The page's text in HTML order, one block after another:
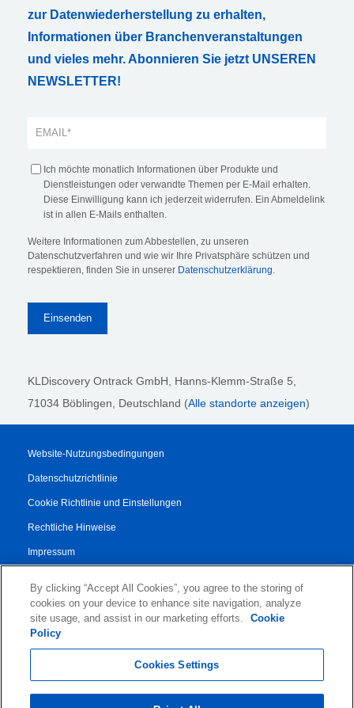
zur Datenwiederherstellung zu erhalten,
Informationen über Branchenveranstaltungen
und vieles mehr. Abonnieren Sie jetzt UNSEREN
NEWSLETTER!
Ich möchte monatlich Informationen über Produkte und
Dienstleistungen oder verwandte Themen per E-Mail erhalten.
Diese Einwilligung kann ich jederzeit widerrufen. Ein Abmeldelink
ist in allen E-Mails enthalten.
Weitere Informationen zum Abbestellen, zu unseren
Datenschutzverfahren und wie wir Ihre Privatsphäre schützen und
respektieren, finden Sie in unserer Datenschutzerklärung
KLDiscovery Ontrack GmbH, Hanns-Klemm-Straße 5
71034 Böblingen , Deutschland (Alle standorte anzeigen)
Website-Nutzungsbedingungen
Datenschutzrichtlinie
Cookie Richtlinie und Einstellungen
Rechtliche Hinweise
Impressum
AGB
Vertrag für Autorisierte Partner
By clicking “Accept All Cookies”, you agree to the storing of
cookies on your device to enhance site navigation, analyze
site usage, and assist in our marketing efforts.
Cookie
Policy
Cookies Settings